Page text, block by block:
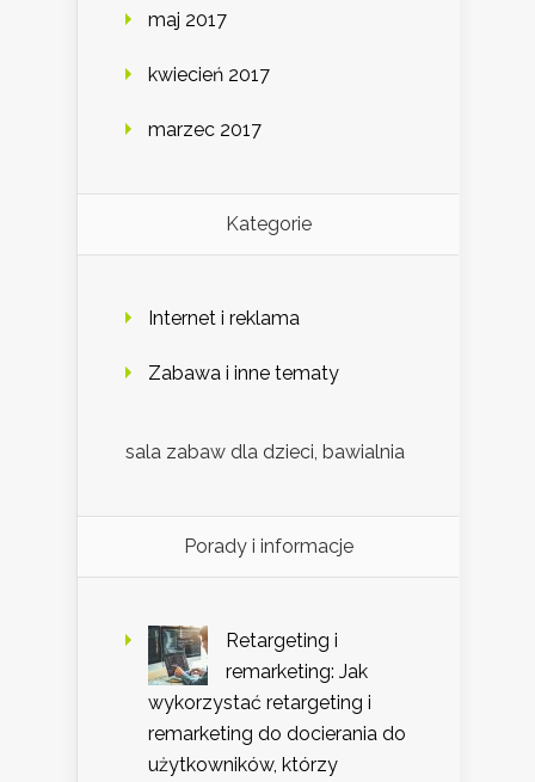
maj 2017
kwiecień 2017
marzec 2017
Kategorie
Internet i reklama
Zabawa i inne tematy
sala zabaw dla dzieci, bawialnia
Porady i informacje
Retargeting i
remarketing: Jak
wykorzystać retargeting i
remarketing do docierania do
użytkowników, którzy